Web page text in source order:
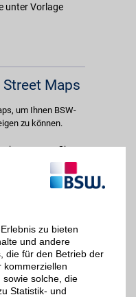
unter Vorlage
Maps
um Ihnen BSW-
zu können.
passen Sie
an und erlauben
können Sie
im
ändern.
zu bieten
und andere
die für den Betrieb der
kommerziellen
solche, die
Statistik- und